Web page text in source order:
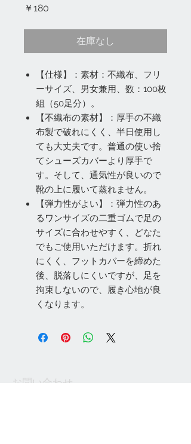
￥180
在庫なし
【仕様】：素材：不織布、フリ
ーサイズ、男女兼用、数：100枚
組（50足分）。
【不織布の素材】：厚手の不織
布製で破れにくく、半日使用し
ても大丈夫です。普通の使い捨
てシューズカバーより厚手で
す。そして、通気性が良いので
靴の上に履いて蒸れません。
【弾力性がよい】：弾力性のあ
るワンサイズの二重ゴムで足の
サイズに合わせやすく、どなた
でもご使用いただけます。折れ
にくく、フットカバーを締めた
後、脱落しにくいですが、足を
拘束しないので、履き心地が良
くなります。
お問い合わせ